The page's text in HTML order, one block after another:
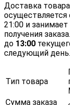
Доставка
21:00 и
получения
до 13:00
следующий день.
Тип товара
Сумма заказа